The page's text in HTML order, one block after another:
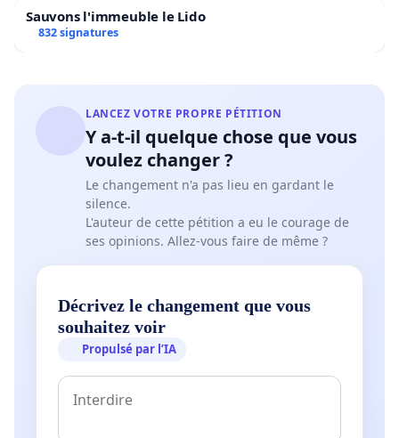
Sauvons l'immeuble le Lido
832 signatures
LANCEZ VOTRE PROPRE PÉTITION
Y a-t-il quelque chose que vous
voulez changer ?
Le changement n'a pas lieu en gardant le
silence.
L'auteur de cette pétition a eu le courage de
ses opinions. Allez-vous faire de même ?
Décrivez le changement que vous
souhaitez voir
Propulsé par l’IA